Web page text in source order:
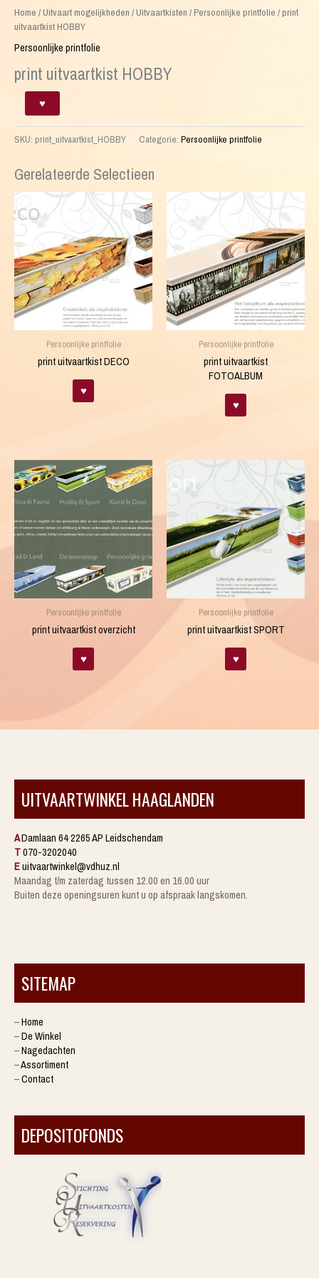
Home /Uitvaart mogelijkheden /Uitvaartkisten /Persoonlijke printfolie / print
uitvaartkist HOBBY
Persoonlijke printfolie
print uitvaartkist HOBBY
uitvaartkist
HOBBY
aantal
♥
SKU: print_uitvaartkist_HOBBY Categorie: Persoonlijke printfolie
Gerelateerde Selectieen
Persoonlijke printfolie
print uitvaartkist DECO
♥
Persoonlijke printfolie
print uitvaartkist
FOTOALBUM
♥
Persoonlijke printfolie
print uitvaartkist overzicht
♥
Persoonlijke printfolie
print uitvaartkist SPORT
♥
UITVAARTWINKEL HAAGLANDEN
ADamlaan 64 2265 AP Leidschendam
T070-3202040
Euitvaartwinkel@vdhuz.nl
Maandag t/m zaterdag tussen 12.00 en 16.00 uur
Buiten deze openingsuren kunt u op afspraak langskomen.
SITEMAP
–Home
–De Winkel
–Nagedachten
–Assortiment
–Contact
DEPOSITOFONDS